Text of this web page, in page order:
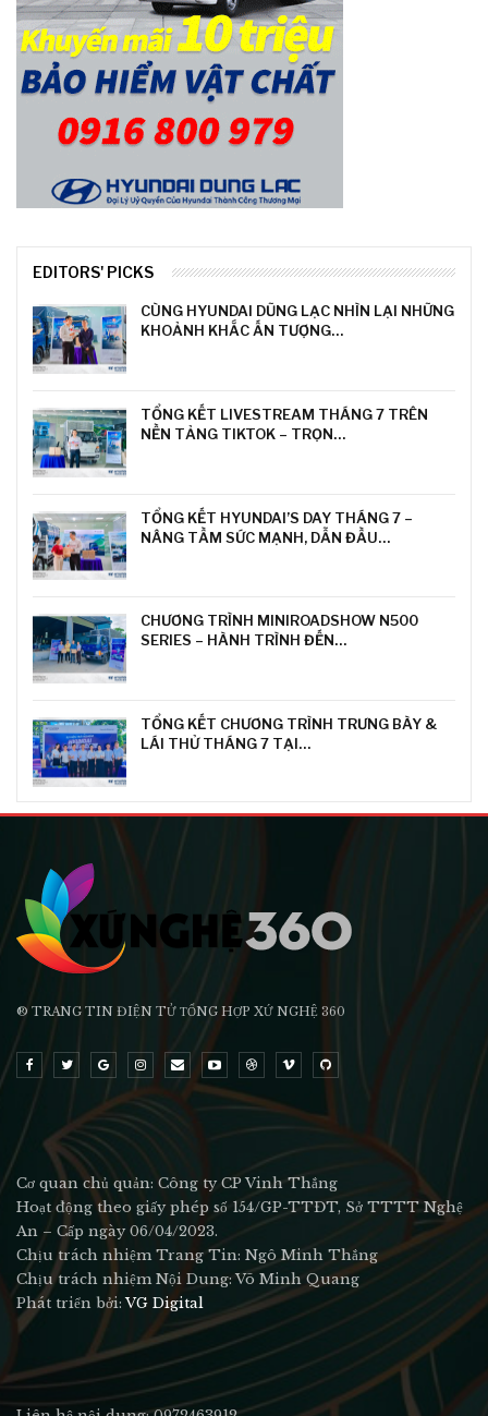
EDITORS' PICKS
CÙNG HYUNDAI DŨNG LẠC NHÌN LẠI NHỮNG
KHOẢNH KHẮC ẤN TƯỢNG…
TỔNG KẾT LIVESTREAM THÁNG 7 TRÊN
NỀN TẢNG TIKTOK – TRỌN…
TỔNG KẾT HYUNDAI’S DAY THÁNG 7 –
NÂNG TẦM SỨC MẠNH, DẪN ĐẦU…
CHƯƠNG TRÌNH MINIROADSHOW N500
SERIES – HÀNH TRÌNH ĐẾN…
TỔNG KẾT CHƯƠNG TRÌNH TRƯNG BÀY &
LÁI THỬ THÁNG 7 TẠI…
® TRANG TIN ĐIỆN TỬ ТỔNG HỢP XỨ NGHỆ 360
Cơ quan chủ quản: Công ty CP Vinh Thắng
Hoạt động theo giấy phép số 154/GP-TTĐT, Sở TTTT Nghệ
An – Cấp ngày 06/04/2023.
Chịu trách nhiệm Trang Tin: Ngô Minh Thắng
Chịu trách nhiệm Nội Dung: Võ Minh Quang
Phát triển bởi:VG Digital